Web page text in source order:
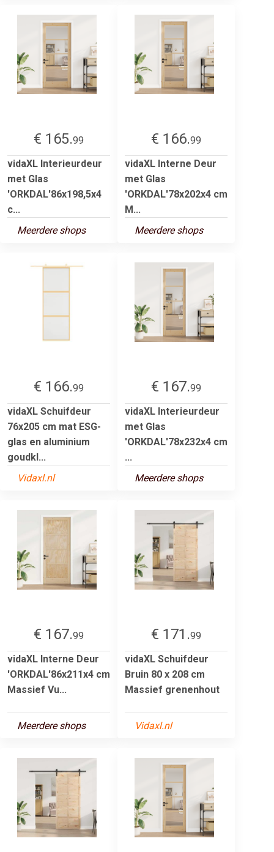
€ 165.99
vidaXL Interieurdeur
met Glas
'ORKDAL'86x198,5x4
c...
Meerdere shops
€ 166.99
vidaXL Interne Deur
met Glas
'ORKDAL'78x202x4 cm
M...
Meerdere shops
€ 166.99
vidaXL Schuifdeur
76x205 cm mat ESG-
glas en aluminium
goudkl...
Vidaxl.nl
€ 167.99
vidaXL Interieurdeur
met Glas
'ORKDAL'78x232x4 cm
...
Meerdere shops
€ 167.99
vidaXL Interne Deur
'ORKDAL'86x211x4 cm
Massief Vu...
Meerdere shops
€ 171.99
vidaXL Schuifdeur
Bruin 80 x 208 cm
Massief grenenhout
Vidaxl.nl